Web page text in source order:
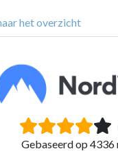
het overzicht
Gebaseerd op 4336